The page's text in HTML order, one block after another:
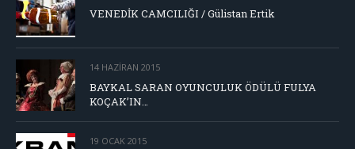
VENEDİK CAMCILIĞI / Gülistan Ertik
14 HAZIRAN 2015
BAYKAL SARAN OYUNCULUK ÖDÜLÜ FULYA
KOÇAK’IN…
19 OCAK 2015